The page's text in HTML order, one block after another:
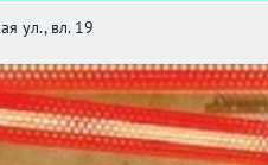
ул., вл. 19